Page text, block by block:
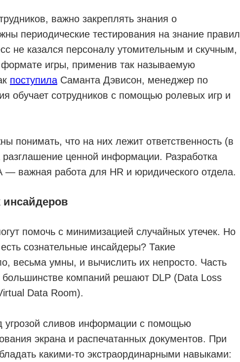
важно закреплять знания о
периодические тестирования на знание правил
не казался персоналу утомительным и скучным,
игры, применив так называемую
поступила Саманта Дэвисон, менеджер по
обучает сотрудников с помощью ролевых игр и
понимать, что на них лежит ответственность (в
ценной информации. Разработка
— важная работа для HR и юридического отдела.
помочь с минимизацией случайных утечек. Но
сознательные инсайдеры? Такие
весьма умны, и вычислить их непросто. Часть
большинстве компаний решают DLP (Data Loss
Data Room).
угрозой сливов информации с помощью
экрана и распечатанных документов. При
какими-то экстраординарными навыками: